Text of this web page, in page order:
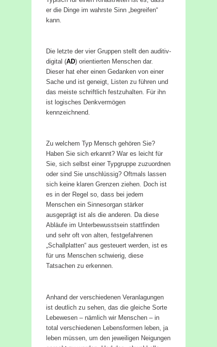
er die Dinge im wahrste Sinn „begreifen“
kann.
Die letzte der vier Gruppen stellt den auditiv-
digital (AD) orientierten Menschen dar.
Dieser hat eher einen Gedanken von einer
Sache und ist geneigt, Listen zu führen und
das meiste schriftlich festzuhalten. Für ihn
ist logisches Denkvermögen
kennzeichnend.
Zu welchem Typ Mensch gehören Sie?
Haben Sie sich erkannt? War es leicht für
Sie, sich selbst einer Typgruppe zuzuordnen
oder sind Sie unschlüssig? Oftmals lassen
sich keine klaren Grenzen ziehen. Doch ist
es in der Regel so, dass bei jedem
Menschen ein Sinnesorgan stärker
ausgeprägt ist als die anderen. Da diese
Abläufe im Unterbewusstsein stattfinden
und sehr oft von alten, festgefahrenen
„Schallplatten“ aus gesteuert werden, ist es
für uns Menschen schwierig, diese
Tatsachen zu erkennen.
Anhand der verschiedenen Veranlagungen
ist deutlich zu sehen, das die gleiche Sorte
Lebewesen – nämlich wir Menschen – in
total verschiedenen Lebensformen leben, ja
leben müssen, um den jeweiligen Neigungen